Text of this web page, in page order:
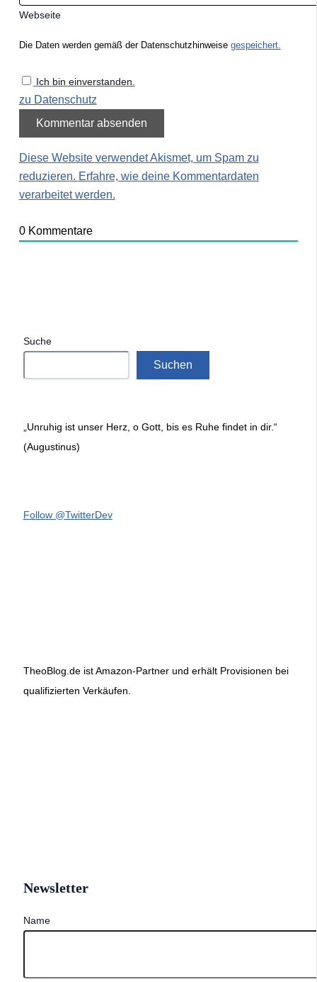
Webseite
Die Daten werden gemäß der Datenschutzhinweise gespeichert.
Ich bin einverstanden.
zu Datenschutz
Diese Website verwendet Akismet, um Spam zu
reduzieren. Erfahre, wie deine Kommentardaten
verarbeitet werden.
0Kommentare
Suche
Suchen
„Unruhig ist unser Herz, o Gott, bis es Ruhe findet in dir.“
(Augustinus)
Follow @TwitterDev
TheoBlog.de ist Amazon-Partner und erhält Provisionen bei
qualifizierten Verkäufen.
Newsletter
Name